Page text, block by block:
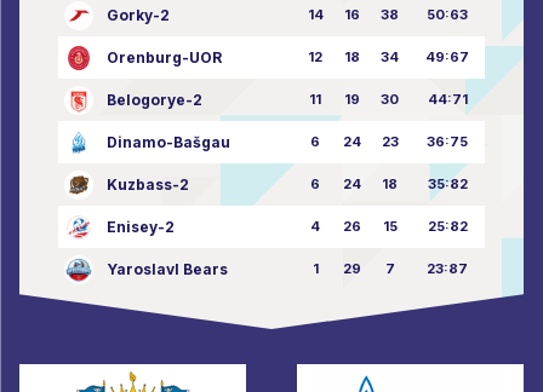
Gorky-2 14 16 38 50:63
Orenburg-UOR 12 18 34 49:67
Belogorye-2 11 19 30 44:71
Dinamo-Bašgau 6 24 23 36:75
Kuzbass-2 6 24 18 35:82
Enisey-2 4 26 15 25:82
Yaroslavl Bears 1 29 7 23:87